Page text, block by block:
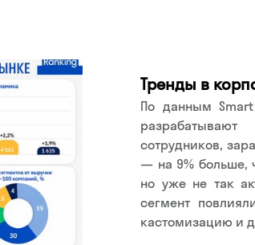
Тренды в
По данным
сотрудников,
— на 9% больше,
но уже не так
сегмент
кастомизацию и